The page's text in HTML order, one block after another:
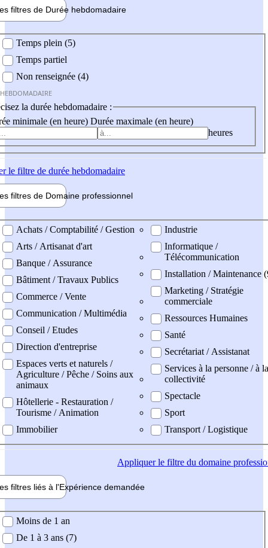
filtres de Durée hebdomadaire
Temps plein (5)
Temps partiel
Non renseignée (4)
la durée hebdomadaire :
minimale (en heure) Durée maximale (en heure)
heures
le filtre de durée hebdomadaire
filtres de Domaine professionnel
professionel
Achats / Comptabilité / Gestion
Arts / Artisanat d'art
Banque / Assurance
Bâtiment / Travaux Publics
Commerce / Vente
Communication / Multimédia
Conseil / Etudes
Direction d'entreprise
Espaces verts et naturels /
Agriculture / Pêche / Soins aux
animaux
Hôtellerie - Restauration /
Tourisme / Animation
Immobilier
Industrie
Informatique /
Télécommunication
Installation / Maintenance
Marketing / Stratégie
commerciale
Ressources Humaines
Santé
Secrétariat / Assistanat
Services à la personne / à la
collectivité
Spectacle
Sport
Transport / Logistique
Appliquerle filtre du domaine
filtres liés à l'Expérience demandée
demandée
Moins de 1 an
De 1 à 3 ans (7)